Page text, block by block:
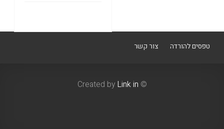
טפסים להורדה צור קשר
© Created by
Link in